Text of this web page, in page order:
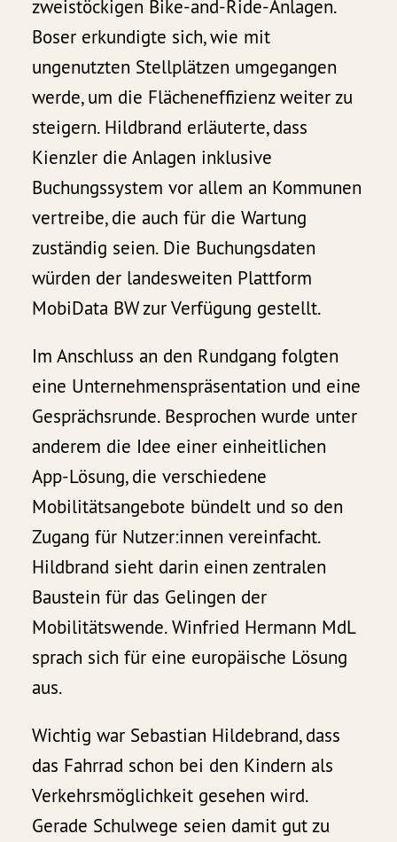
zweistöckigen Bike-and-Ride-Anlagen.
Boser erkundigte sich, wie mit
ungenutzten Stellplätzen umgegangen
werde, um die Flächeneffizienz weiter zu
steigern. Hildbrand erläuterte, dass
Kienzler die Anlagen inklusive
Buchungssystem vor allem an Kommunen
vertreibe, die auch für die Wartung
zuständig seien. Die Buchungsdaten
würden der landesweiten Plattform
MobiData BW zur Verfügung gestellt.
Im Anschluss an den Rundgang folgten
eine Unternehmenspräsentation und eine
Gesprächsrunde. Besprochen wurde unter
anderem die Idee einer einheitlichen
App-Lösung, die verschiedene
Mobilitätsangebote bündelt und so den
Zugang für Nutzer:innen vereinfacht.
Hildbrand sieht darin einen zentralen
Baustein für das Gelingen der
Mobilitätswende. Winfried Hermann MdL
sprach sich für eine europäische Lösung
aus.
Wichtig war Sebastian Hildebrand, dass
das Fahrrad schon bei den Kindern als
Verkehrsmöglichkeit gesehen wird.
Gerade Schulwege seien damit gut zu